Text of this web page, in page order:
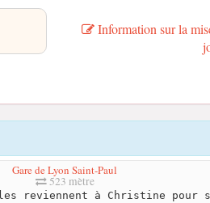
Information sur la
Gare de Lyon Saint-Paul
523 mètre
reviennent à Christine pour